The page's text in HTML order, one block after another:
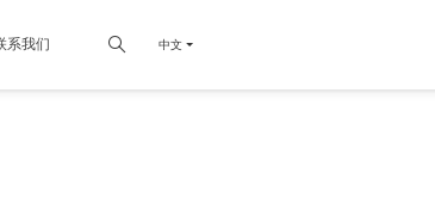
系我们 中文